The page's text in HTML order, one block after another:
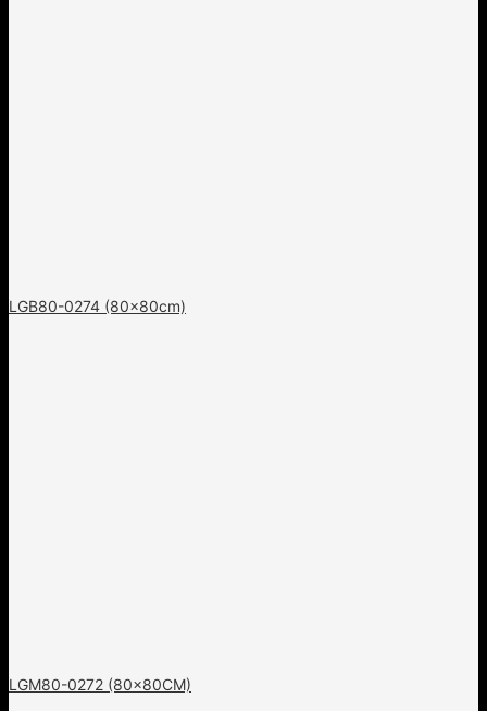
LGB80-0274 (80x80cm)
LGM80-0272 (80x80CM)